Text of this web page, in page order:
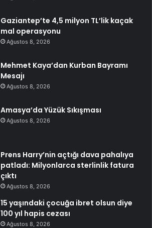
Gaziantep’te 4,5 milyon TL’lik kaçak
mal operasyonu
Ağustos 8, 2026
Mehmet Kaya’dan Kurban Bayramı
Mesajı
Ağustos 8, 2026
Amasya’da Yüzük Sıkışması
Ağustos 8, 2026
Prens Harry’nin açtığı dava pahalıya
patladı: Milyonlarca sterlinlik fatura
çıktı
Ağustos 8, 2026
15 yaşındaki çocuğa ibret olsun diye
100 yıl hapis cezası
Ağustos 8, 2026